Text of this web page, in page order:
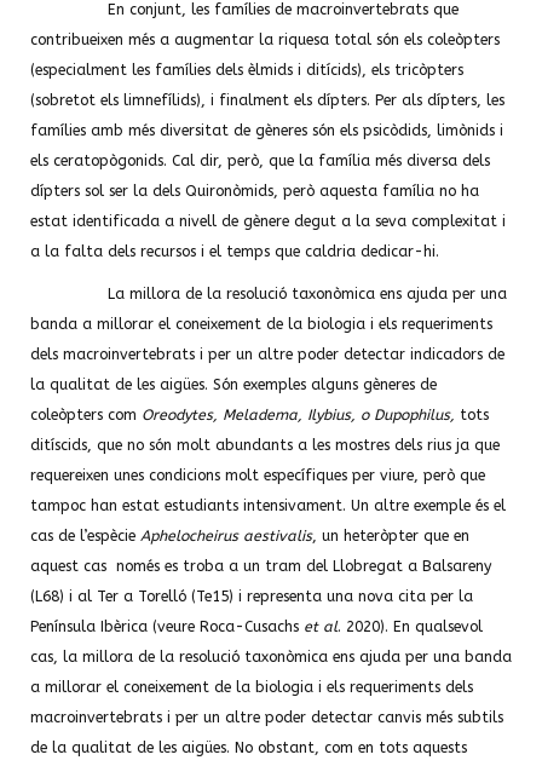
En conjunt, les famílies de macroinvertebrats que
contribueixen més a augmentar la riquesa total són els coleòpters
(especialment les famílies dels èlmids i ditícids), els tricòpters
(sobretot els limnefílids), i finalment els dípters. Per als dípters, les
famílies amb més diversitat de gèneres són els psicòdids, limònids i
els ceratopògonids. Cal dir, però, que la família més diversa dels
dípters sol ser la dels Quironòmids, però aquesta família no ha
estat identificada a nivell de gènere degut a la seva complexitat i
a la falta dels recursos i el temps que caldria dedicar-hi.
La millora de la resolució taxonòmica ens ajuda per una
banda a millorar el coneixement de la biologia i els requeriments
dels macroinvertebrats i per un altre poder detectar indicadors de
la qualitat de les aigües. Són exemples alguns gèneres de
coleòpters com Oreodytes, Meladema, Ilybius, o Dupophilus, tots
ditíscids, que no són molt abundants a les mostres dels rius ja que
requereixen unes condicions molt específiques per viure, però que
tampoc han estat estudiants intensivament. Un altre exemple és el
cas de l’espècie Aphelocheirus aestivalis, un heteròpter que en
aquest cas només es troba a un tram del Llobregat a Balsareny
(L68) i al Ter a Torelló (Te15) i representa una nova cita per la
Península Ibèrica (veure Roca-Cusachs et al. 2020). En qualsevol
cas, la millora de la resolució taxonòmica ens ajuda per una banda
a millorar el coneixement de la biologia i els requeriments dels
macroinvertebrats i per un altre poder detectar canvis més subtils
de la qualitat de les aigües. No obstant, com en tots aquests